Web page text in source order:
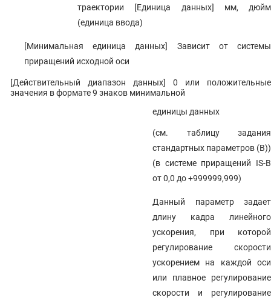
траектории [Единица данных] мм, дюйм
(единица ввода)
[Минимальная единица данных] Зависит от системы
приращений исходной оси
[Действительный диапазон данных] 0 или положительные
значения в формате 9 знаков минимальной
единицы данных
(см. таблицу задания
стандартных параметров (В))
(в системе приращений IS-B
от 0,0 до +999999,999)
Данный параметр задает
длину кадра линейного
ускорения, при которой
регулирование скорости
ускорением на каждой оси
или плавное регулирование
скорости и регулирование